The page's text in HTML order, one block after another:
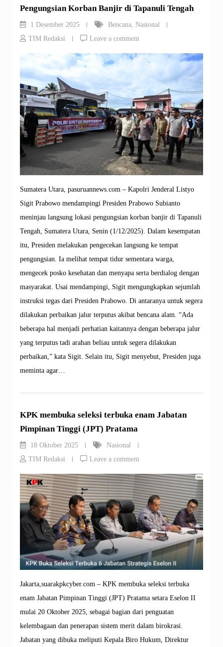
Pengungsian Korban Banjir di Tapanuli Tengah
1 Desember 2025 Bencana, Nasional
TIM Redaksi
Leave a comment
Sumatera Utara, pasuruannews.com – Kapolri Jenderal Listyo
Sigit Prabowo mendampingi Presiden Prabowo Subianto
meninjau langsung lokasi pengungsian korban banjir di Tapanuli
Tengah, Sumatera Utara, Senin (1/12/2025). Dalam kesempatan
itu, Presiden melakukan pengecekan langsung ke tempat
pengungsian. Ia melihat tempat tidur sementara warga,
mengecek posko kesehatan dan menyapa serta berdialog dengan
masyarakat. Usai mendampingi, Sigit mengungkapkan sejumlah
instruksi tegas dari Presiden Prabowo. Di antaranya untuk segera
dilakukan perbaikan jalur terputus akibat bencana alam. “Ada
beberapa hal menjadi perhatian kaitannya dengan beberapa jalur
yang terputus tadi arahan beliau untuk segera dilakukan
perbaikan,” kata Sigit. Selain itu, Sigit menyebut, Presiden juga
meminta agar…
KPK membuka seleksi terbuka enam Jabatan
Pimpinan Tinggi (JPT) Pratama
18 Oktober 2025
Nasional
TIM Redaksi
Leave a comment
Jakarta,suarakpkcyber.com – KPK membuka seleksi terbuka
enam Jabatan Pimpinan Tinggi (JPT) Pratama setara Eselon II
mulai 20 Oktober 2025, sebagai bagian dari penguatan
kelembagaan dan penerapan sistem merit dalam birokrasi.
Jabatan yang dibuka meliputi Kepala Biro Hukum, Direktur